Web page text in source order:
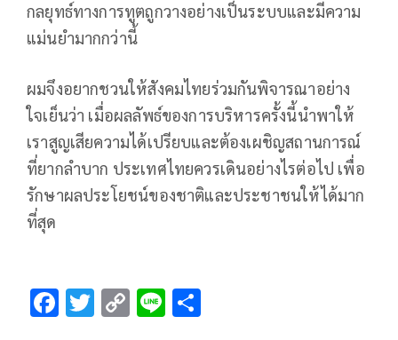
กลยุทธ์ทางการทูตถูกวางอย่างเป็นระบบและมีความ
แม่นยำมากกว่านี้
ผมจึงอยากชวนให้สังคมไทยร่วมกันพิจารณาอย่าง
ใจเย็นว่า เมื่อผลลัพธ์ของการบริหารครั้งนี้นำพาให้
เราสูญเสียความได้เปรียบและต้องเผชิญสถานการณ์
ที่ยากลำบาก ประเทศไทยควรเดินอย่างไรต่อไป เพื่อ
รักษาผลประโยชน์ของชาติและประชาชนให้ได้มาก
ที่สุด
F T C Li